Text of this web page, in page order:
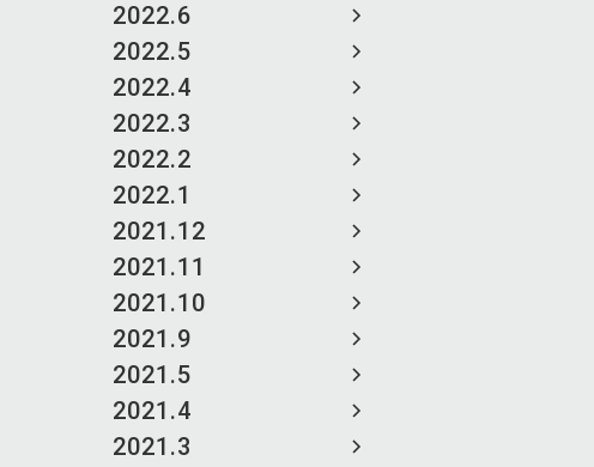
2022.6
2022.5
2022.4
2022.3
2022.2
2022.1
2021.12
2021.11
2021.10
2021.9
2021.5
2021.4
2021.3